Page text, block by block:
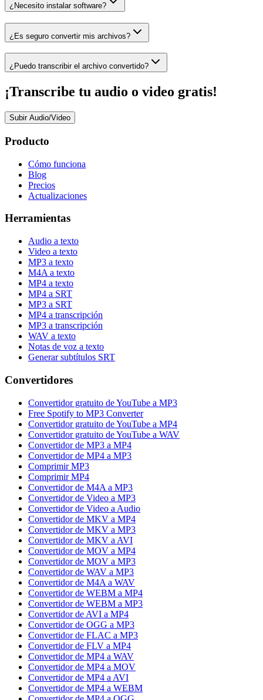
¿Necesito instalar software?
¿Es seguro convertir mis archivos?
¿Puedo transcribir el archivo convertido?
¡Transcribe tu audio o video gratis!
Subir Audio/Video
Producto
Cómo funciona
Blog
Precios
Actualizaciones
Herramientas
Audio a texto
Video a texto
MP3 a texto
M4A a texto
MP4 a texto
MP4 a SRT
MP3 a SRT
MP4 a transcripción
MP3 a transcripción
WAV a texto
Notas de voz a texto
Generar subtítulos SRT
Convertidores
Convertidor gratuito de YouTube a MP3
Free Spotify to MP3 Converter
Convertidor gratuito de YouTube a MP4
Convertidor gratuito de YouTube a WAV
Convertidor de MP3 a MP4
Convertidor de MP4 a MP3
Comprimir MP3
Comprimir MP4
Convertidor de M4A a MP3
Convertidor de Video a MP3
Convertidor de Video a Audio
Convertidor de MKV a MP4
Convertidor de MKV a MP3
Convertidor de MKV a AVI
Convertidor de MOV a MP4
Convertidor de MOV a MP3
Convertidor de WAV a MP3
Convertidor de M4A a WAV
Convertidor de WEBM a MP4
Convertidor de WEBM a MP3
Convertidor de AVI a MP4
Convertidor de OGG a MP3
Convertidor de FLAC a MP3
Convertidor de FLV a MP4
Convertidor de MP4 a WAV
Convertidor de MP4 a MOV
Convertidor de MP4 a AVI
Convertidor de MP4 a WEBM